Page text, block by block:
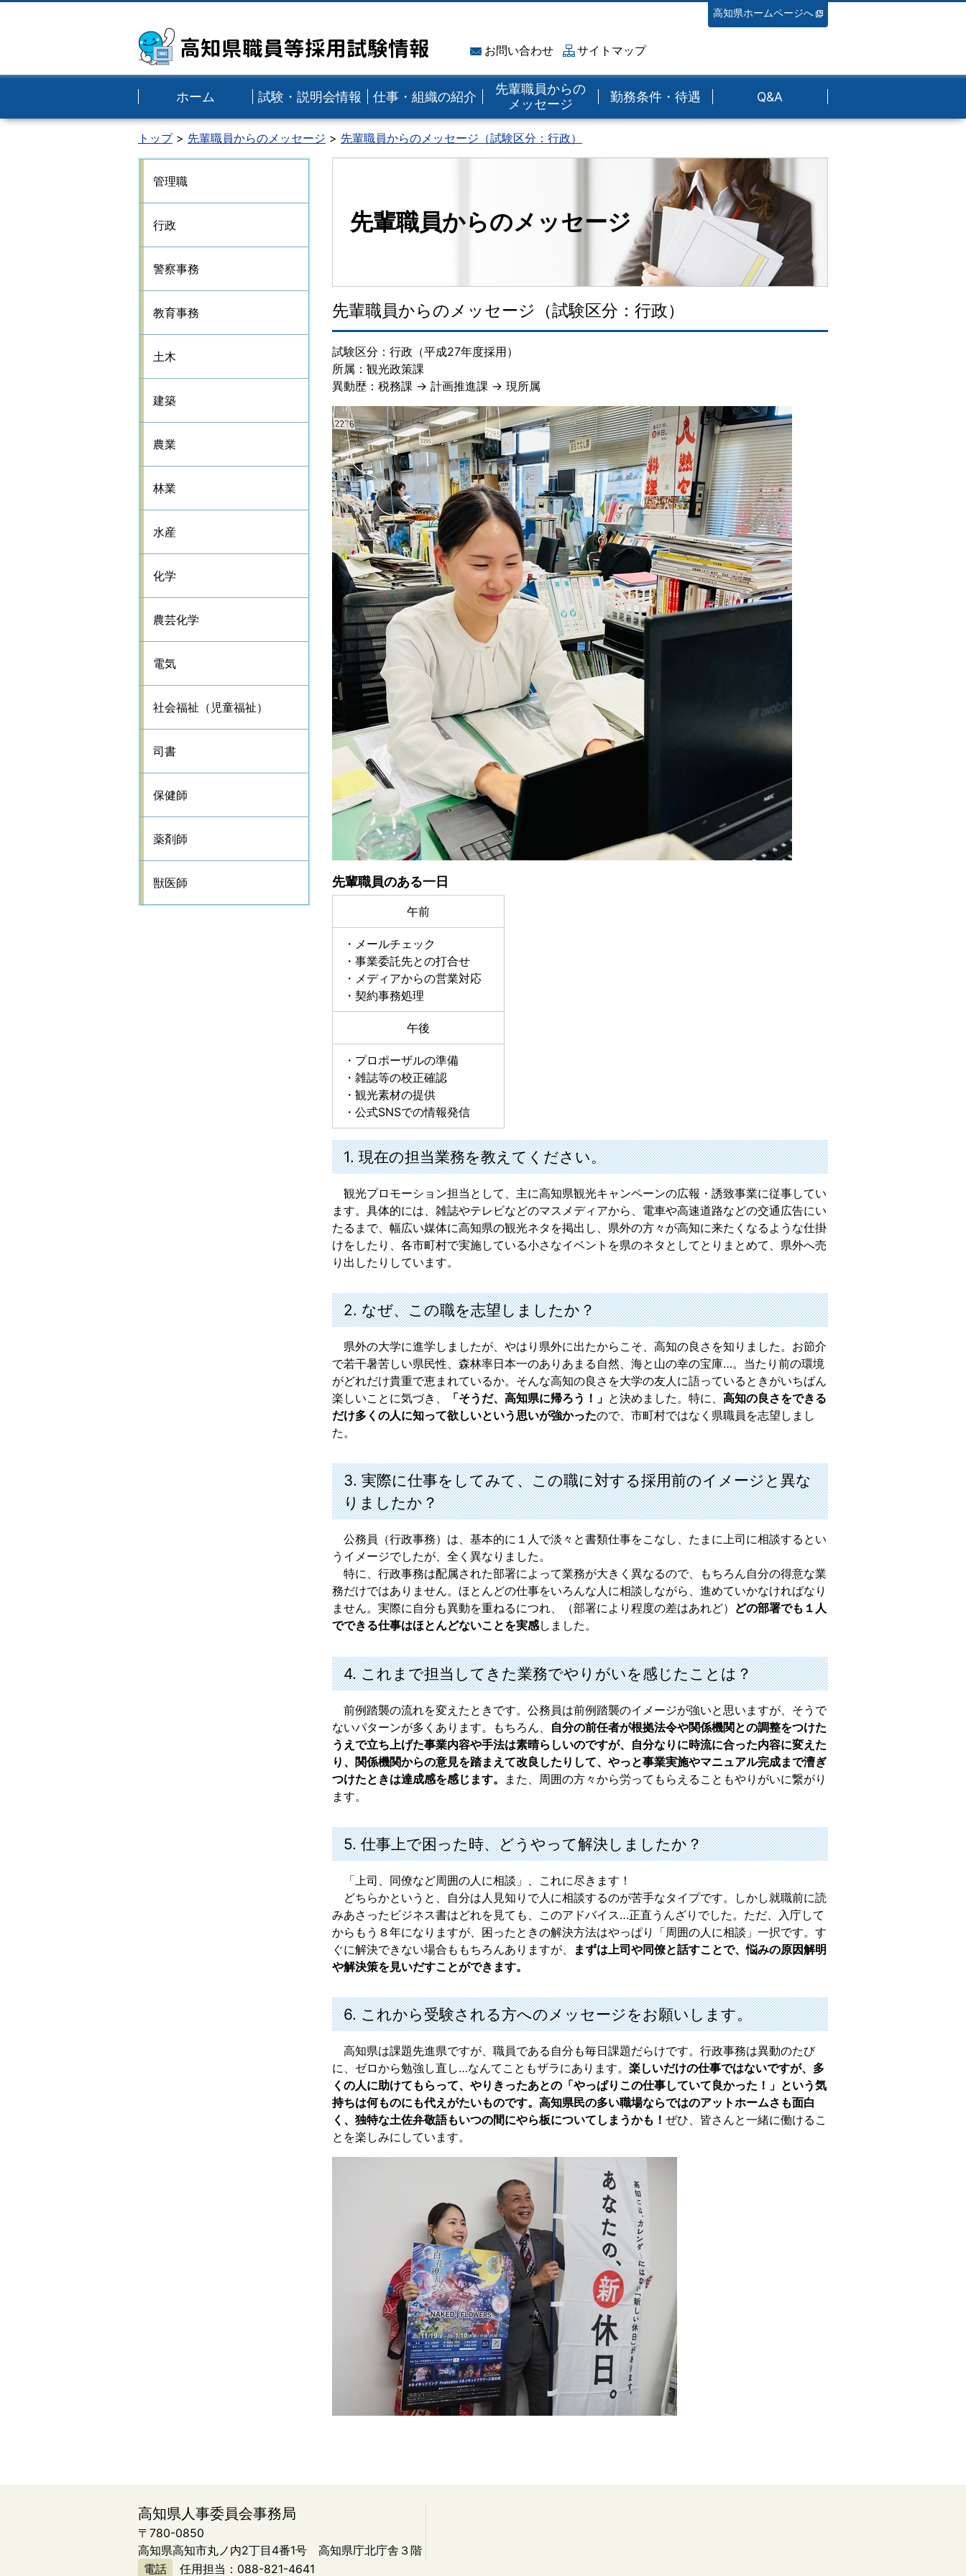
高知県職員等採用試験情報
高知県ホームページへ
お問い合わせ サイトマップ
ホーム 試験・説明会情報 仕事・組織の紹介
先輩職員からの
メッセージ
勤務条件・待遇 Q&A
トップ 先輩職員からのメッセージ 先輩職員からのメッセージ（試験区分：行政）
先輩職員からのメッセージ
先輩職員からのメッセージ（試験区分：行政）
試験区分：行政（平成27年度採用）
所属：観光政策課
異動歴：税務課 → 計画推進課 → 現所属
先輩職員のある一日
午前
・メールチェック
・事業委託先との打合せ
・メディアからの営業対応
・契約事務処理
午後
・プロポーザルの準備
・雑誌等の校正確認
・観光素材の提供
・公式SNSでの情報発信
1. 現在の担当業務を教えてください。
観光プロモーション担当として、主に高知県観光キャンペーンの広報・誘致事業に従事してい
ます。具体的には、雑誌やテレビなどのマスメディアから、電車や高速道路などの交通広告にい
たるまで、幅広い媒体に高知県の観光ネタを掲出し、県外の方々が高知に来たくなるような仕掛
けをしたり、各市町村で実施している小さなイベントを県のネタとしてとりまとめて、県外へ売
り出したりしています。
2. なぜ、この職を志望しましたか？
県外の大学に進学しましたが、やはり県外に出たからこそ、高知の良さを知りました。お節介
で若干暑苦しい県民性、森林率日本一のありあまる自然、海と山の幸の宝庫…。当たり前の環境
がどれだけ貴重で恵まれているか。そんな高知の良さを大学の友人に語っているときがいちばん
楽しいことに気づき、
「そうだ、高知県に帰ろう！」 と決めました。特に、 高知の良さをできる
だけ多くの人に知って欲しいという思いが強かったので、市町村ではなく県職員を志望しまし
た。
3. 実際に仕事をしてみて、この職に対する採用前のイメージと異な
りましたか？
公務員（行政事務）は、基本的に１人で淡々と書類仕事をこなし、たまに上司に相談するとい
うイメージでしたが、全く異なりました。
特に、行政事務は配属された部署によって業務が大きく異なるので、もちろん自分の得意な業
務だけではありません。ほとんどの仕事をいろんな人に相談しながら、進めていかなければなり
ません。実際に自分も異動を重ねるにつれ、（部署により程度の差はあれど） どの部署でも１人
でできる仕事はほとんどないことを実感しました。
4. これまで担当してきた業務でやりがいを感じたことは？
前例踏襲の流れを変えたときです。公務員は前例踏襲のイメージが強いと思いますが、そうで
ないパターンが多くあります。もちろん、 自分の前任者が根拠法令や関係機関との調整をつけた
うえで立ち上げた事業内容や手法は素晴らしいのですが、自分なりに時流に合った内容に変えた
り、関係機関からの意見を踏まえて改良したりして、やっと事業実施やマニュアル完成まで漕ぎ
つけたときは達成感を感じます。
また、周囲の方々から労ってもらえることもやりがいに繋がり
ます。
5. 仕事上で困った時、どうやって解決しましたか？
「上司、同僚など周囲の人に相談」、これに尽きます！
どちらかというと、自分は人見知りで人に相談するのが苦手なタイプです。しかし就職前に読
みあさったビジネス書はどれを見ても、このアドバイス…正直うんざりでした。ただ、入庁して
からもう８年になりますが、困ったときの解決方法はやっぱり「周囲の人に相談」一択です。す
ぐに解決できない場合ももちろんありますが、
まずは上司や同僚と話すことで、悩みの原因解明
や解決策を見いだすことができます。
6. これから受験される方へのメッセージをお願いします。
高知県は課題先進県ですが、職員である自分も毎日課題だらけです。行政事務は異動のたび
に、ゼロから勉強し直し…なんてこともザラにあります。 楽しいだけの仕事ではないですが、多
くの人に助けてもらって、やりきったあとの「やっぱりこの仕事していて良かった！」という気
持ちは何ものにも代えがたいものです。高知県民の多い職場ならではのアットホームさも面白
く、独特な土佐弁敬語もいつの間にやら板についてしまうかも！ ぜひ、皆さんと一緒に働けるこ
とを楽しみにしています。
管理職
行政
警察事務
教育事務
土木
建築
農業
林業
水産
化学
農芸化学
電気
社会福祉（児童福祉）
司書
保健師
薬剤師
獣医師
高知県人事委員会事務局
〒780-0850
高知県高知市丸ノ内2丁目4番1号 高知県庁北庁舎３階
電話
任用担当： 088-821-4641